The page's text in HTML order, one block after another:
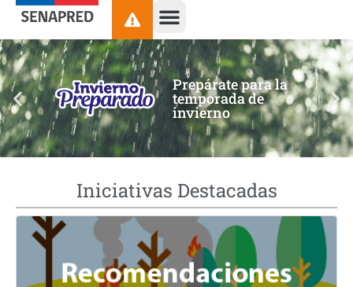
contenido
Prepárate para la
temporada de
invierno
Iniciativas Destacadas